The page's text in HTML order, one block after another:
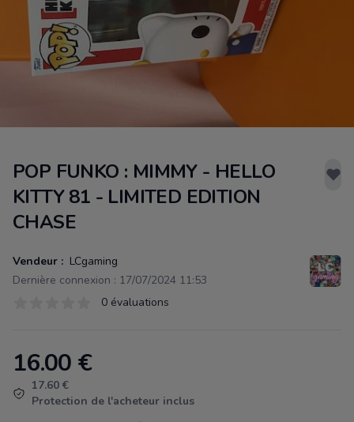
POP FUNKO : MIMMY - HELLO
KITTY 81 - LIMITED EDITION
CHASE
Vendeur : LCgaming
Dernière connexion : 17/07/2024 11:53
0 évaluations
Product information
16.00 €
17.60 €
Protection de l'acheteur inclus